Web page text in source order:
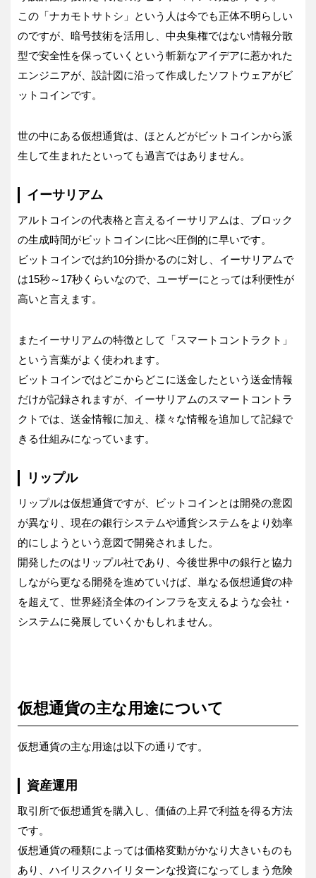
この「ナカモトサトシ」という人は今でも正体不明らしい
のですが、暗号技術を活用し、中央集権ではない情報分散
型で安全性を保っていくという斬新なアイデアに惹かれた
エンジニアが、設計図に沿って作成したソフトウェアがビ
ットコインです。
世の中にある仮想通貨は、ほとんどがビットコインから派
生して生まれたといっても過言ではありません。
イーサリアム
アルトコインの代表格と言えるイーサリアムは、ブロック
の生成時間がビットコインに比べ圧倒的に早いです。
ビットコインでは約10分掛かるのに対し、イーサリアムで
は15秒～17秒くらいなので、ユーザーにとっては利便性が
高いと言えます。
またイーサリアムの特徴として「スマートコントラクト」
という言葉がよく使われます。
ビットコインではどこからどこに送金したという送金情報
だけが記録されますが、イーサリアムのスマートコントラ
クトでは、送金情報に加え、様々な情報を追加して記録で
きる仕組みになっています。
リップル
リップルは仮想通貨ですが、ビットコインとは開発の意図
が異なり、現在の銀行システムや通貨システムをより効率
的にしようという意図で開発されました。
開発したのはリップル社であり、今後世界中の銀行と協力
しながら更なる開発を進めていけば、単なる仮想通貨の枠
を超えて、世界経済全体のインフラを支えるような会社・
システムに発展していくかもしれません。
仮想通貨の主な用途について
仮想通貨の主な用途は以下の通りです。
資産運用
取引所で仮想通貨を購入し、価値の上昇で利益を得る方法
です。
仮想通貨の種類によっては価格変動がかなり大きいものも
あり、ハイリスクハイリターンな投資になってしまう危険